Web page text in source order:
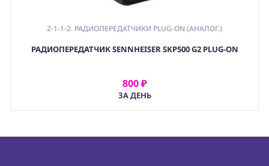
2-1-1-2. РАДИОПЕРЕДАТЧИКИ PLUG-ON (АНАЛОГ.)
РАДИОПЕРЕДАТЧИК SENNHEISER SKP500 G2 PLUG-ON
800 ₽
ЗА ДЕНЬ
АРЕНДОВАТЬ